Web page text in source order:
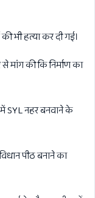
भी हत्या कर दी गई।
मांग की कि निर्माण का
SYL नहर बनवाने के
पीठ बनाने का